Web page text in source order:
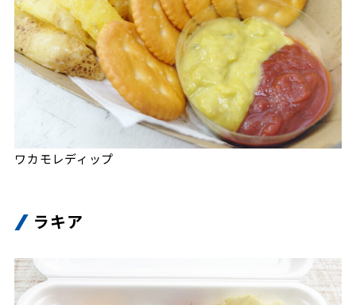
ワカモレディップ
ラキア